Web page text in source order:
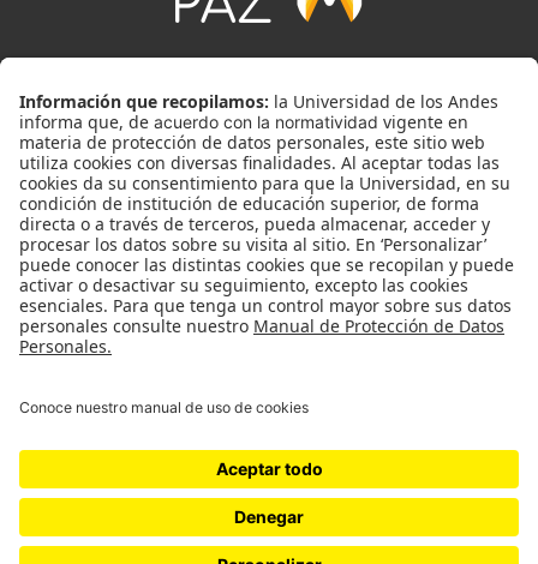
Universidad de los Andes | Vigilada MinEducación. Reconocimiento como
Universidad: Decreto 1297 del 30 de mayo de 1964.
Reconocimiento personería jurídica: Resolución 28 del 23 de febrero de
1949 MinJusticia.
Con el apoyo de